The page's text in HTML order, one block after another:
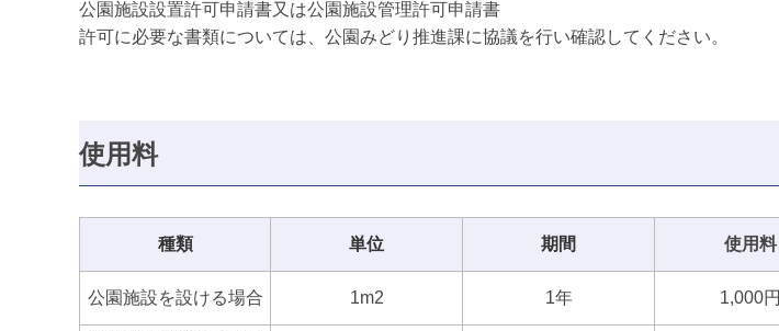
公園施設設置許可申請書又は公園施設管理許可申請書
許可に必要な書類については、公園みどり推進課に協議を行い確認してください。
使用料
種類 単位 期間 使用料
公園施設を設ける場合 1m2 1年 1,000円